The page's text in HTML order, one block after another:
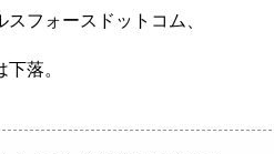
スフォースドットコム、
落。